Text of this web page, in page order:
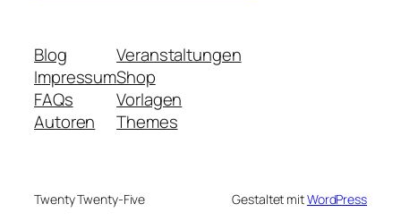
Blog
Impressum
FAQs
Autoren
Veranstaltungen
Shop
Vorlagen
Themes
Twenty Twenty-Five Gestaltet mitWordPress